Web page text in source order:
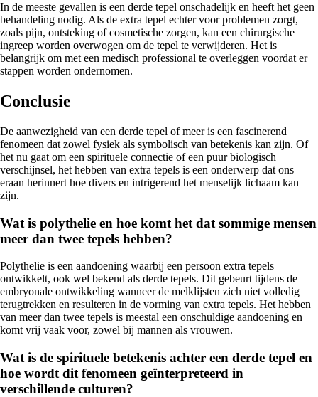
In de meeste gevallen is een derde tepel onschadelijk en heeft het geen
behandeling nodig. Als de extra tepel echter voor problemen zorgt,
zoals pijn, ontsteking of cosmetische zorgen, kan een chirurgische
ingreep worden overwogen om de tepel te verwijderen. Het is
belangrijk om met een medisch professional te overleggen voordat er
stappen worden ondernomen.
Conclusie
De aanwezigheid van een derde tepel of meer is een fascinerend
fenomeen dat zowel fysiek als symbolisch van betekenis kan zijn. Of
het nu gaat om een spirituele connectie of een puur biologisch
verschijnsel, het hebben van extra tepels is een onderwerp dat ons
eraan herinnert hoe divers en intrigerend het menselijk lichaam kan
zijn.
Wat is polythelie en hoe komt het dat sommige mensen
meer dan twee tepels hebben?
Polythelie is een aandoening waarbij een persoon extra tepels
ontwikkelt, ook wel bekend als derde tepels. Dit gebeurt tijdens de
embryonale ontwikkeling wanneer de melklijsten zich niet volledig
terugtrekken en resulteren in de vorming van extra tepels. Het hebben
van meer dan twee tepels is meestal een onschuldige aandoening en
komt vrij vaak voor, zowel bij mannen als vrouwen.
Wat is de spirituele betekenis achter een derde tepel en
hoe wordt dit fenomeen geïnterpreteerd in
verschillende culturen?